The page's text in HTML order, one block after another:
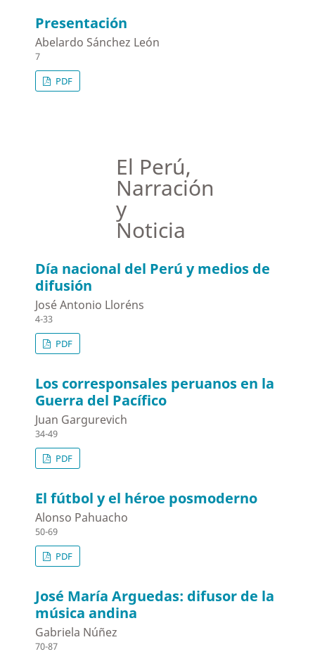
Presentación
Abelardo Sánchez León
7
PDF
El Perú,
Narración
y
Noticia
Día nacional del Perú y medios de
difusión
José Antonio Lloréns
4-33
PDF
Los corresponsales peruanos en la
Guerra del Pacífico
Juan Gargurevich
34-49
PDF
El fútbol y el héroe posmoderno
Alonso Pahuacho
50-69
PDF
José María Arguedas: difusor de la
música andina
Gabriela Núñez
70-87